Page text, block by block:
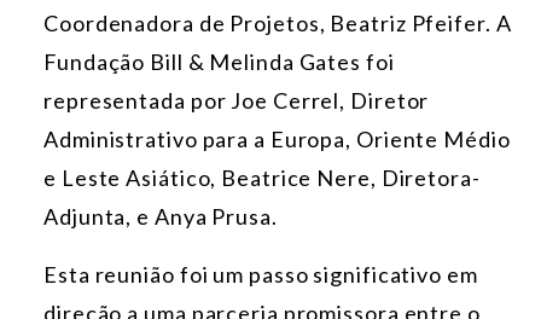
Coordenadora de Projetos, Beatriz Pfeifer. A
Fundação Bill & Melinda Gates foi
representada por Joe Cerrel, Diretor
Administrativo para a Europa, Oriente Médio
e Leste Asiático, Beatrice Nere, Diretora-
Adjunta, e Anya Prusa.
Esta reunião foi um passo significativo em
direção a uma parceria promissora entre o